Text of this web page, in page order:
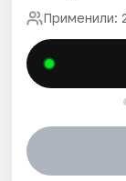
Применили: